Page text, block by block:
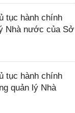
tục hành chính
Nhà nước của Sở
tục hành chính
quản lý Nhà